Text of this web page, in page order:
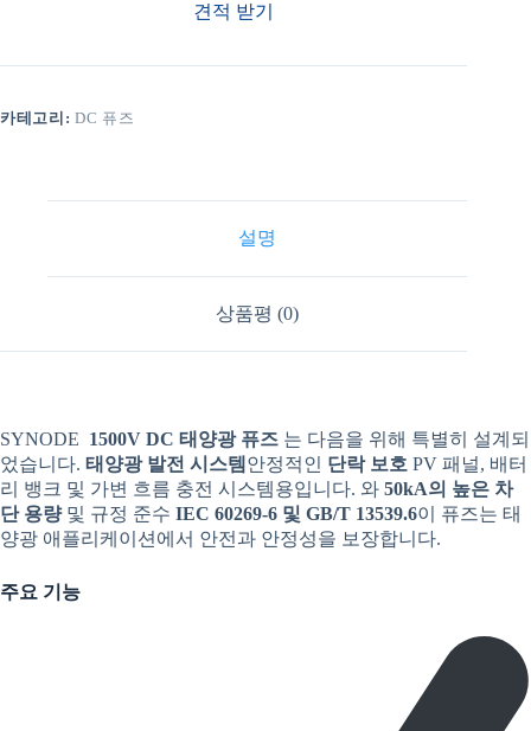
견적 받기
카테고리: DC 퓨즈
설명
상품평 (0)
SYNODE 1500V DC 태양광 퓨즈 는 다음을 위해 특별히 설계되
었습니다. 태양광 발전 시스템 안정적인 단락 보호 PV 패널, 배터
리 뱅크 및 가변 흐름 충전 시스템용입니다. 와 50kA의 높은 차
단 용량및 규정 준수 IEC 60269-6 및 GB/T 13539.6이 퓨즈는 태
양광 애플리케이션에서 안전과 안정성을 보장합니다.
주요 기능